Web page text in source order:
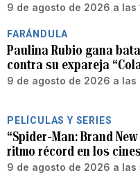
9 de agosto de 2026 a las
FARÁNDULA
Paulina Rubio gana
contra su expareja
9 de agosto de 2026 a las
PELÍCULAS Y SERIES
“Spider-Man: Brand
ritmo récord en los
9 de agosto de 2026 a las